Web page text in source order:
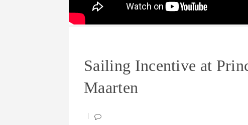
Sailing Incentive at
Maarten